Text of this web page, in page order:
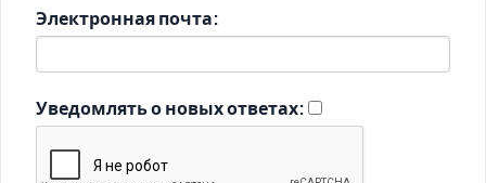
Электронная почта:
Уведомлять о новых ответах: